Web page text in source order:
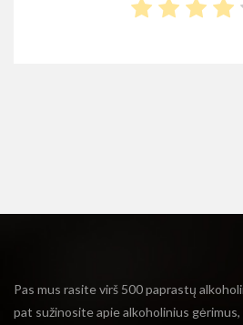
Pas mus rasite virš 500 paprastų
pat sužinosite apie alkoholinius